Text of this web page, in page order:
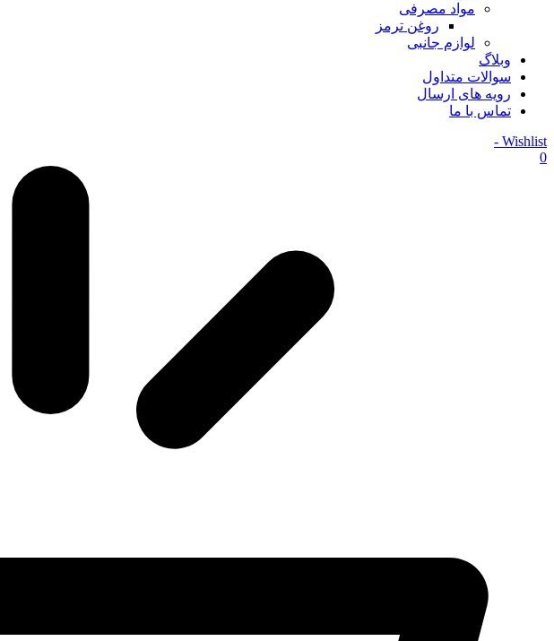
مواد مصرفی
روغن ترمز
لوازم جانبی
وبلاگ
سوالات متداول
رویه های ارسال
تماس با ما
Wishlist -
0